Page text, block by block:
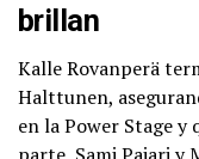
brillan
Kalle Rovanperä
Halttunen,
en la Power Stage y
parte, Sami Pajari y